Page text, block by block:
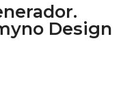
Design